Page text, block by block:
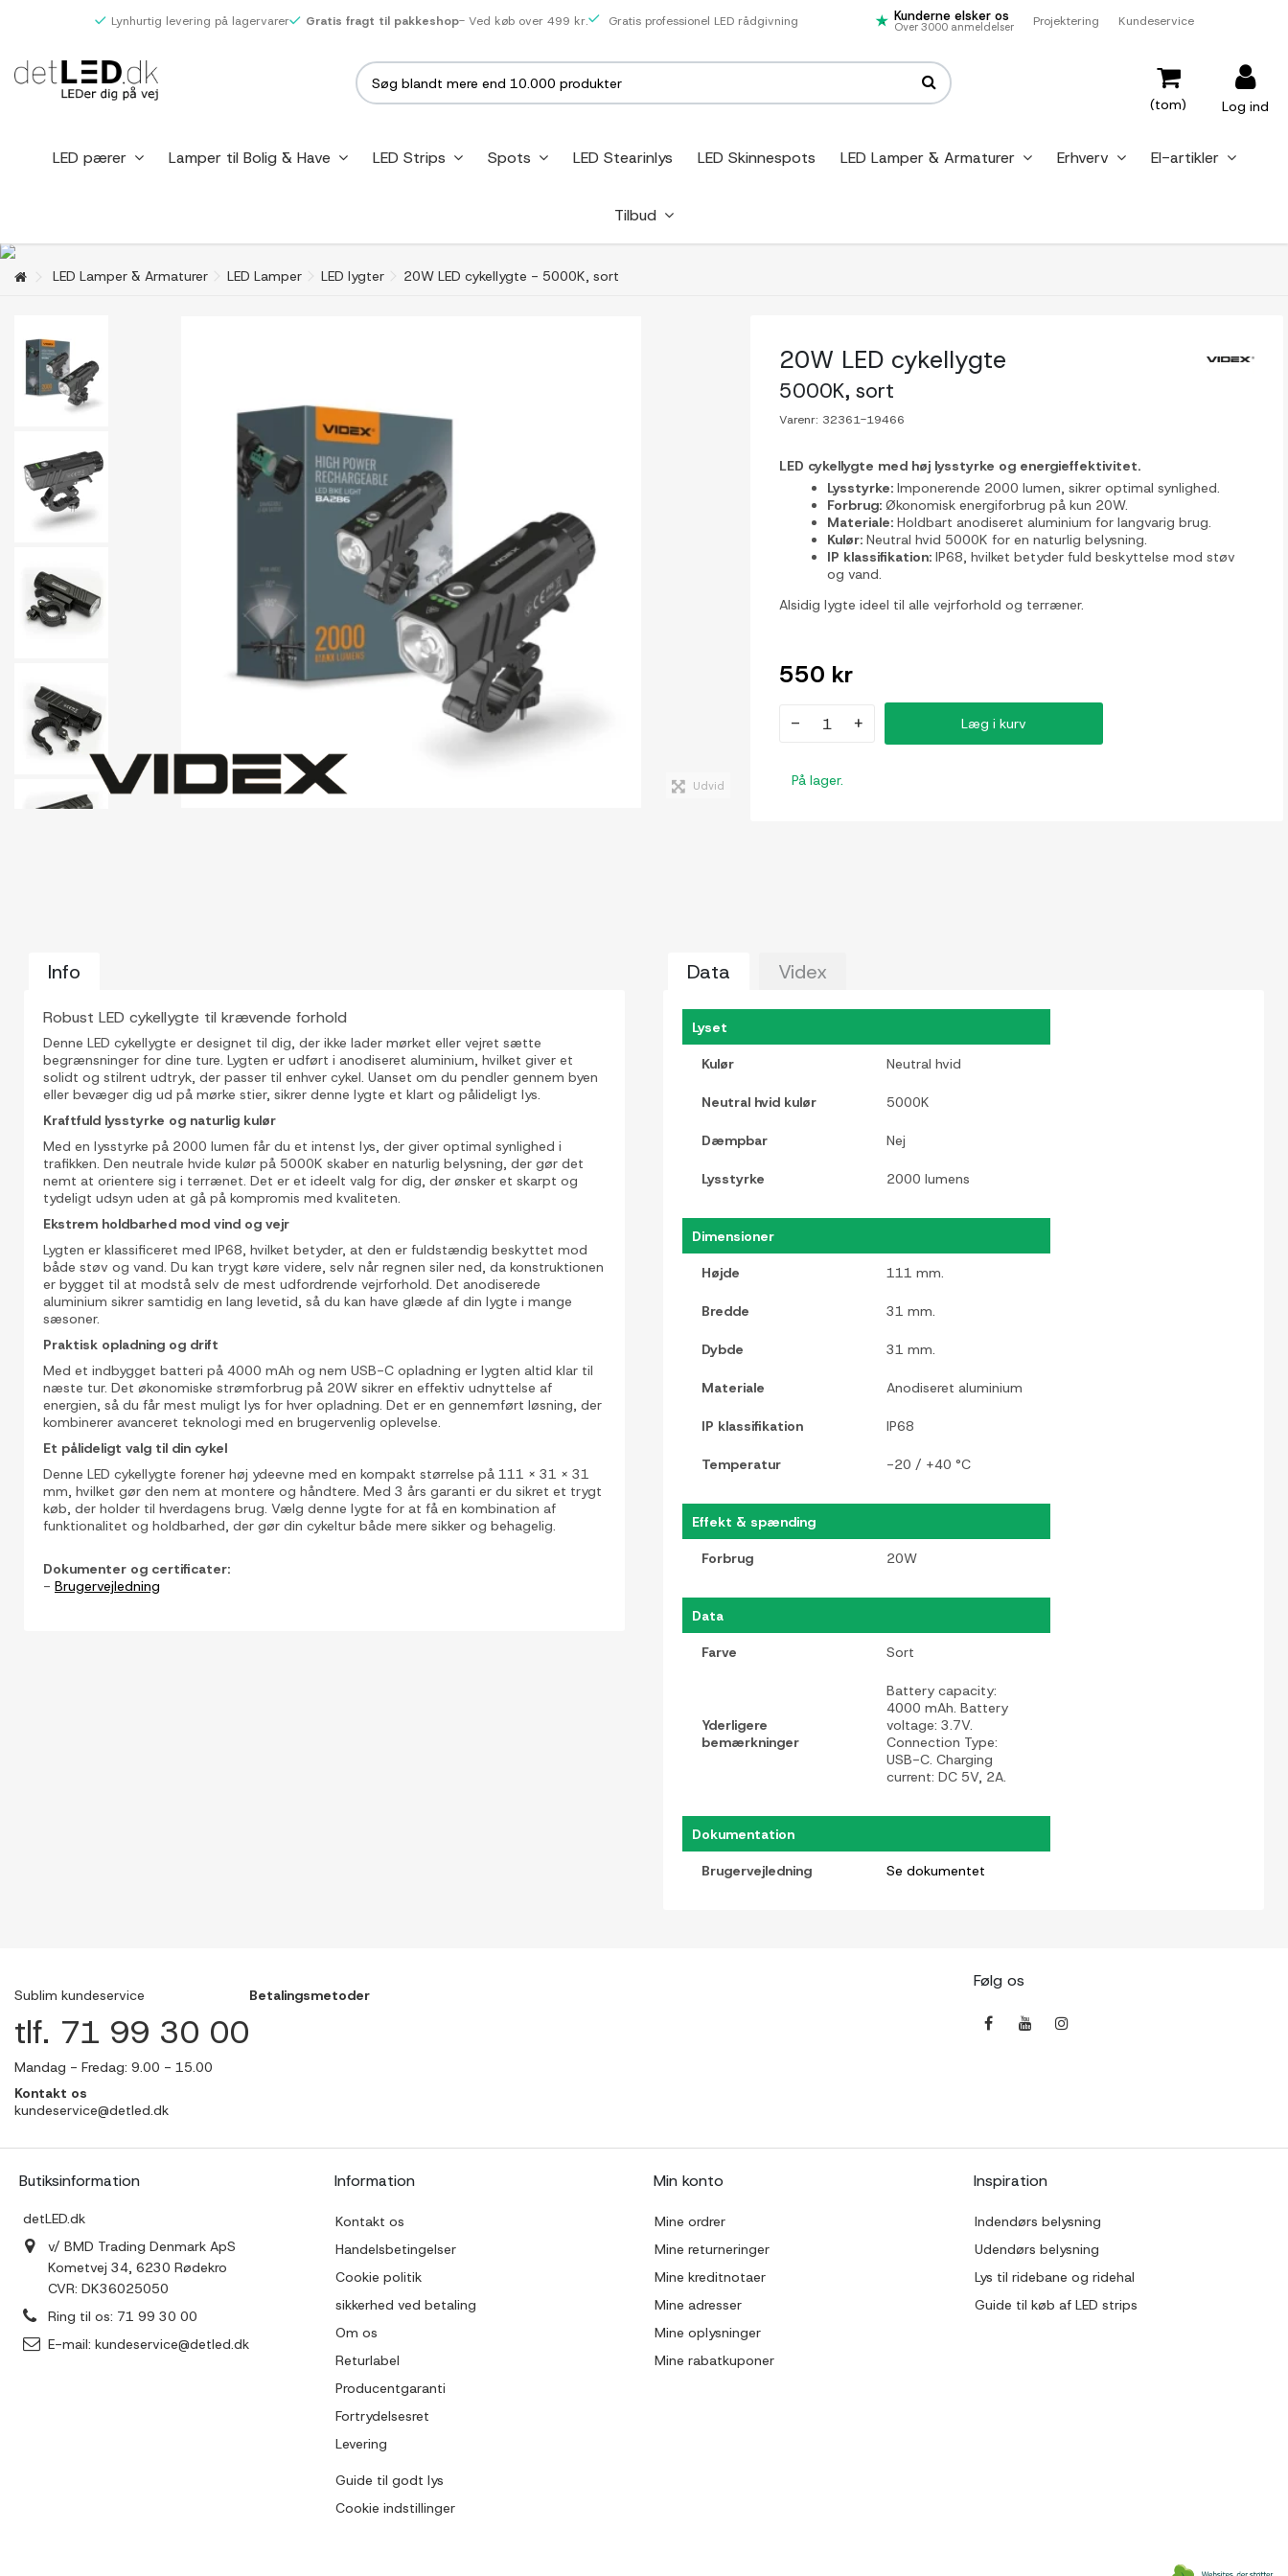
Lynhurtig levering på lagervarer Gratis fragt til pakkeshop- Ved køb over 499 kr. Gratis professionel LED rådgivning Kunderne elsker os
Over 3000 anmeldelser Projektering Kundeservice
Log ind
(tom)
LED pærer Lamper til Bolig & Have LED Strips Spots LED Stearinlys LED Skinnespots LED Lamper & Armaturer Erhverv El-artikler
Tilbud
LED Lamper & Armaturer LED Lamper LED lygter 20W LED cykellygte - 5000K, sort
Udvid
Vis alle
billeder
20W LED cykellygte
5000K, sort
Varenr: 32361-19466
LED cykellygte med høj lysstyrke og energieffektivitet.
Lysstyrke: Imponerende 2000 lumen, sikrer optimal synlighed.
Forbrug: Økonomisk energiforbrug på kun 20W.
Materiale: Holdbart anodiseret aluminium for langvarig brug.
Kulør: Neutral hvid 5000K for en naturlig belysning.
IP klassifikation: IP68, hvilket betyder fuld beskyttelse mod støv
og vand.
Alsidig lygte ideel til alle vejrforhold og terræner.
550 kr
- + Læg i kurv
På lager.
Info Data Videx
Robust LED cykellygte til krævende forhold
Denne LED cykellygte er designet til dig, der ikke lader mørket eller vejret sætte
begrænsninger for dine ture. Lygten er udført i anodiseret aluminium, hvilket giver et
solidt og stilrent udtryk, der passer til enhver cykel. Uanset om du pendler gennem byen
eller bevæger dig ud på mørke stier, sikrer denne lygte et klart og pålideligt lys.
Kraftfuld lysstyrke og naturlig kulør
Med en lysstyrke på 2000 lumen får du et intenst lys, der giver optimal synlighed i
trafikken. Den neutrale hvide kulør på 5000K skaber en naturlig belysning, der gør det
nemt at orientere sig i terrænet. Det er et ideelt valg for dig, der ønsker et skarpt og
tydeligt udsyn uden at gå på kompromis med kvaliteten.
Ekstrem holdbarhed mod vind og vejr
Lygten er klassificeret med IP68, hvilket betyder, at den er fuldstændig beskyttet mod
både støv og vand. Du kan trygt køre videre, selv når regnen siler ned, da konstruktionen
er bygget til at modstå selv de mest udfordrende vejrforhold. Det anodiserede
aluminium sikrer samtidig en lang levetid, så du kan have glæde af din lygte i mange
sæsoner.
Praktisk opladning og drift
Med et indbygget batteri på 4000 mAh og nem USB-C opladning er lygten altid klar til
næste tur. Det økonomiske strømforbrug på 20W sikrer en effektiv udnyttelse af
energien, så du får mest muligt lys for hver opladning. Det er en gennemført løsning, der
kombinerer avanceret teknologi med en brugervenlig oplevelse.
Et pålideligt valg til din cykel
Denne LED cykellygte forener høj ydeevne med en kompakt størrelse på 111 x 31 x 31
mm, hvilket gør den nem at montere og håndtere. Med 3 års garanti er du sikret et trygt
køb, der holder til hverdagens brug. Vælg denne lygte for at få en kombination af
funktionalitet og holdbarhed, der gør din cykeltur både mere sikker og behagelig.
Dokumenter og certificater:
- Brugervejledning
Lyset
Kulør Neutral hvid
Neutral hvid kulør 5000K
Dæmpbar Nej
Lysstyrke 2000 lumens
Dimensioner
Højde 111 mm.
Bredde 31 mm.
Dybde 31 mm.
Materiale Anodiseret aluminium
IP klassifikation IP68
Temperatur -20 / +40 °C
Effekt & spænding
Forbrug 20W
Data
Farve Sort
Yderligere
bemærkninger
Battery capacity:
4000 mAh. Battery
voltage: 3.7V.
Connection Type:
USB-C. Charging
current: DC 5V, 2A.
Dokumentation
Brugervejledning Se dokumentet
Sublim kundeservice
tlf. 71 99 30 00
Mandag - Fredag: 9.00 - 15.00
Kontakt os
kundeservice@detled.dk
Betalingsmetoder
Følg os
Butiksinformation
detLED.dk
v/ BMD Trading Denmark ApS
Kometvej 34, 6230 Rødekro
CVR: DK36025050
Ring til os: 71 99 30 00
E-mail: kundeservice@detled.dk
Information
Kontakt os
Handelsbetingelser
Cookie politik
sikkerhed ved betaling
Om os
Returlabel
Producentgaranti
Fortrydelsesret
Levering
Guide til godt lys
Cookie indstillinger
Min konto
Mine ordrer
Mine returneringer
Mine kreditnotaer
Mine adresser
Mine oplysninger
Mine rabatkuponer
Inspiration
Indendørs belysning
Udendørs belysning
Lys til ridebane og ridehal
Guide til køb af LED strips